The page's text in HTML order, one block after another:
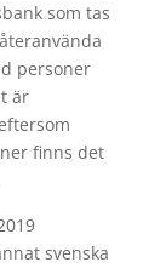
som tas
personer
är
finns det
svenska